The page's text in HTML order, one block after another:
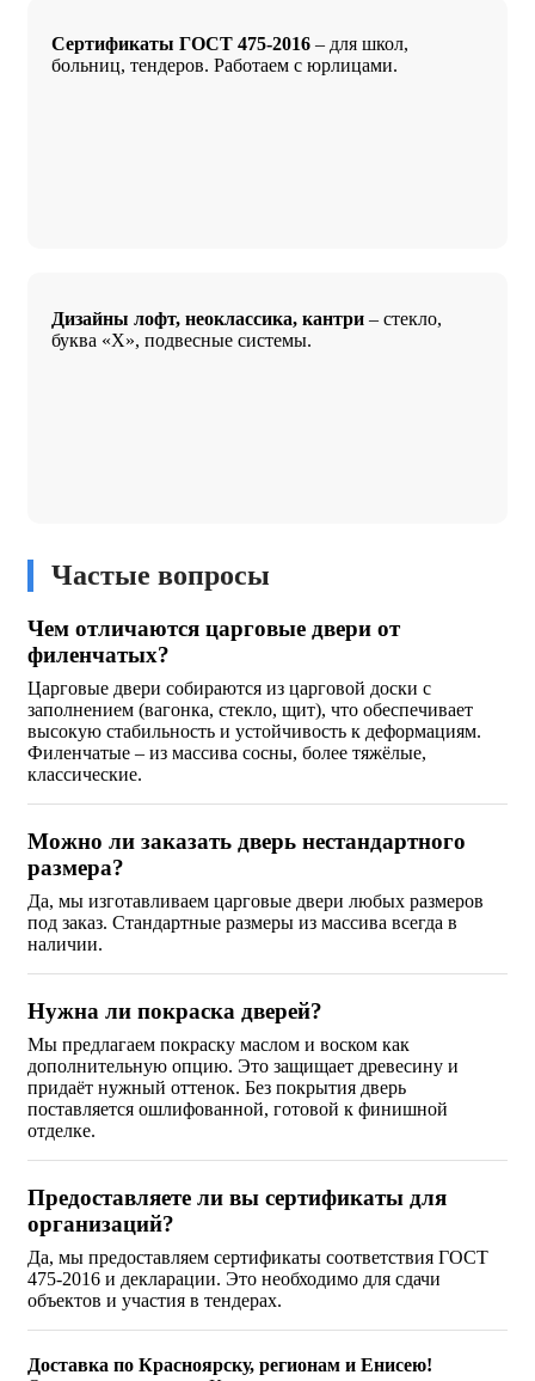
Сертификаты ГОСТ 475-2016 – для школ,
больниц, тендеров. Работаем с юрлицами.
Дизайны лофт, неоклассика, кантри – стекло,
буква «Х», подвесные системы.
Частые вопросы
Чем отличаются царговые двери от
филенчатых?
Царговые двери собираются из царговой доски с
заполнением (вагонка, стекло, щит), что обеспечивает
высокую стабильность и устойчивость к деформациям.
Филенчатые – из массива сосны, более тяжёлые,
классические.
Можно ли заказать дверь нестандартного
размера?
Да, мы изготавливаем царговые двери любых размеров
под заказ. Стандартные размеры из массива всегда в
наличии.
Нужна ли покраска дверей?
Мы предлагаем покраску маслом и воском как
дополнительную опцию. Это защищает древесину и
придаёт нужный оттенок. Без покрытия дверь
поставляется ошлифованной, готовой к финишной
отделке.
Предоставляете ли вы сертификаты для
организаций?
Да, мы предоставляем сертификаты соответствия ГОСТ
475-2016 и декларации. Это необходимо для сдачи
объектов и участия в тендерах.
Доставка по Красноярску, регионам и Енисею!